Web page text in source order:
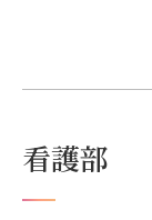
看護部